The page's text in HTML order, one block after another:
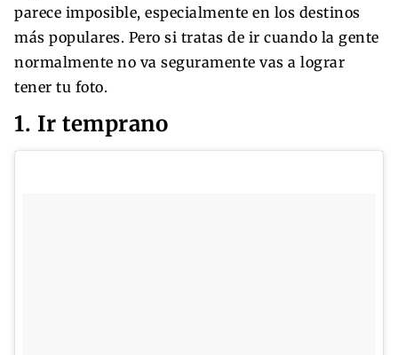
parece imposible, especialmente en los destinos
más populares. Pero si tratas de ir cuando la gente
normalmente no va seguramente vas a lograr
tener tu foto.
1. Ir temprano